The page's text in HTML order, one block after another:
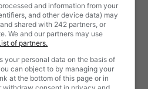
and information from your
and other device data) may
shared with 242 partners, or
We and our partners may use
of partners.
your personal data on the basis of
can object to by managing your
at the bottom of this page or in
withdraw consent in privacy and